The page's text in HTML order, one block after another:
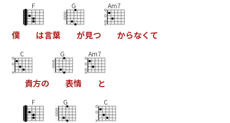
僕
F
は言葉
G
が見つ
Am7
からなく て
C
貴方の
G
表情
Am7
と
F G C